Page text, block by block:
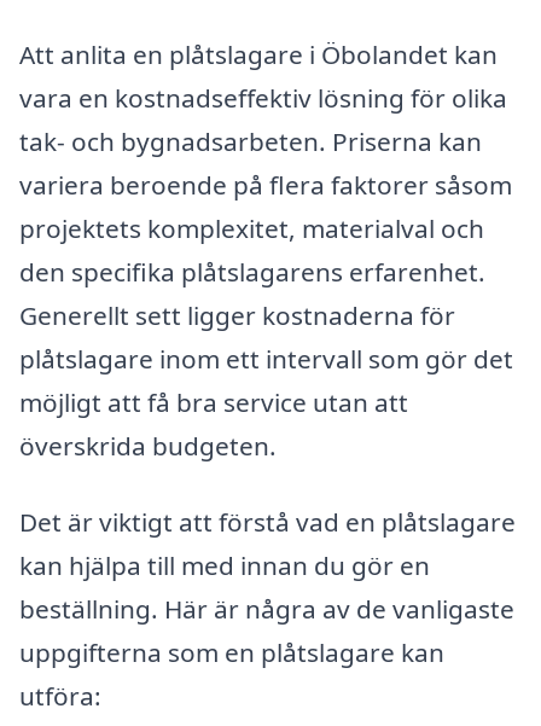
Att anlita en plåtslagare i Öbolandet kan
vara en kostnadseffektiv lösning för olika
tak- och bygnadsarbeten. Priserna kan
variera beroende på flera faktorer såsom
projektets komplexitet, materialval och
den specifika plåtslagarens erfarenhet.
Generellt sett ligger kostnaderna för
plåtslagare inom ett intervall som gör det
möjligt att få bra service utan att
överskrida budgeten.
Det är viktigt att förstå vad en plåtslagare
kan hjälpa till med innan du gör en
beställning. Här är några av de vanligaste
uppgifterna som en plåtslagare kan
utföra: